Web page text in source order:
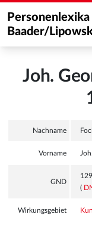
Personenlexika
Baader/
Joh.
Nachname
Vorname
GND
(
Wirkungsgebiet